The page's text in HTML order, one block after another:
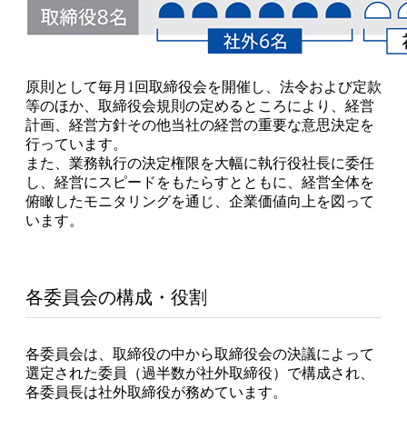
原則として毎月1回取締役会を開催し、法令および定款
等のほか、取締役会規則の定めるところにより、経営
計画、経営方針その他当社の経営の重要な意思決定を
行っています。
また、業務執行の決定権限を大幅に執行役社長に委任
し、経営にスピードをもたらすとともに、経営全体を
俯瞰したモニタリングを通じ、企業価値向上を図って
います。
各委員会の構成・役割
各委員会は、取締役の中から取締役会の決議によって
選定された委員（過半数が社外取締役）で構成され、
各委員長は社外取締役が務めています。